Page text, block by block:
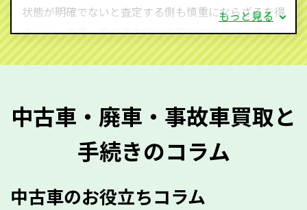
状態が明確でないと査定する側も慎重にならざるを得
ません。廃車・事故車査定する際はできるだけ車検証
をご準備ください。車検証があることで車両状態や年
に質問させていただく内容は以下の通りとなります。
メーカー／車種
型式／グレード
もっと見る
中古車・廃車・事故車買取と
手続きのコラム
中古車のお役立ちコラム